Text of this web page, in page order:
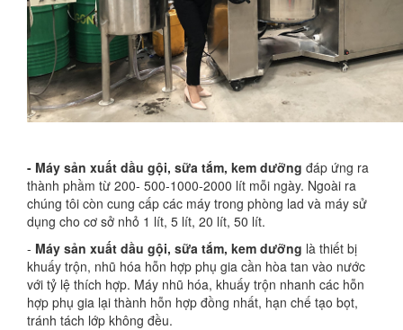
- Máy sản xuất dầu gội, sữa tắm, kem dưỡng đáp ứng ra
thành phầm từ 200- 500-1000-2000 lít mỗi ngày. Ngoài ra
chúng tôi còn cung cấp các máy trong phòng lad và máy sử
dụng cho cơ sở nhỏ 1 lít, 5 lít, 20 lít, 50 lít.
- Máy sản xuất dầu gội, sữa tắm, kem dưỡng là thiết bị
khuấy trộn, nhũ hóa hỗn hợp phụ gia cần hòa tan vào nước
với tỷ lệ thích hợp. Máy nhũ hóa, khuấy trộn nhanh các hỗn
hợp phụ gia lại thành hỗn hợp đồng nhất, hạn chế tạo bọt,
tránh tách lớp không đều.